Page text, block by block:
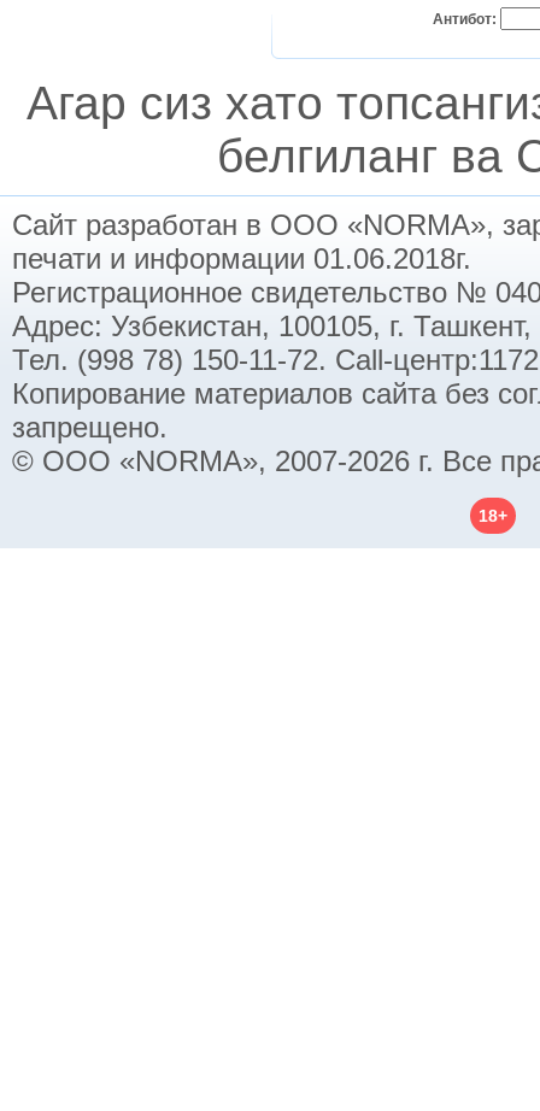
Антибот:
Агар сиз хато
белгиланг ва
Сайт разработан в ООО «NORMA»,
печати и информации 01.06.2018г.
Регистрационное свидетельство №
Адрес: Узбекистан, 100105, г.
Тел. (998 78) 150-11-72. Call-
Копирование материалов сайта без
запрещено.
© ООО «NORMA», 2007-2026 г. Все
18+